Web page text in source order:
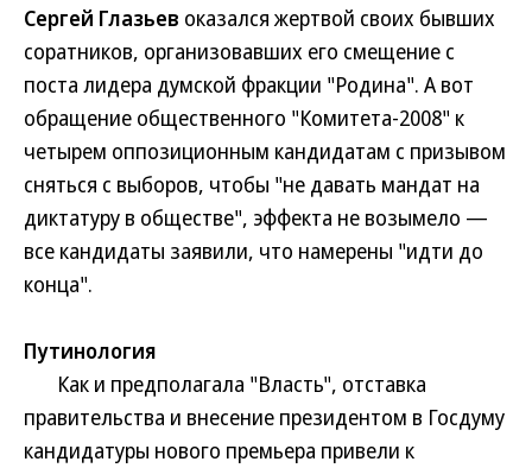
Сергей Глазьев оказался жертвой своих бывших
соратников, организовавших его смещение с
поста лидера думской фракции "Родина". А вот
обращение общественного "Комитета-2008" к
четырем оппозиционным кандидатам с призывом
сняться с выборов, чтобы "не давать мандат на
диктатуру в обществе", эффекта не возымело —
все кандидаты заявили, что намерены "идти до
конца".
Путинология
Как и предполагала "Власть", отставка
правительства и внесение президентом в Госдуму
кандидатуры нового премьера привели к